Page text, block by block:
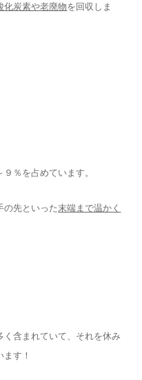
化炭素や老廃物を回収しま
％を占めています。
の先といった末端まで温かく
く含まれていて、それを休み
す！